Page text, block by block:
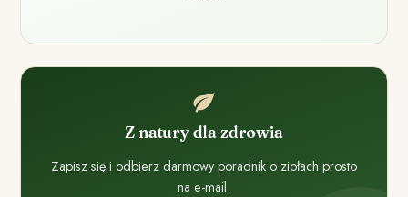
Z natury dla zdrowia
Zapisz się i odbierz darmowy poradnik o ziołach prosto
na e-mail.